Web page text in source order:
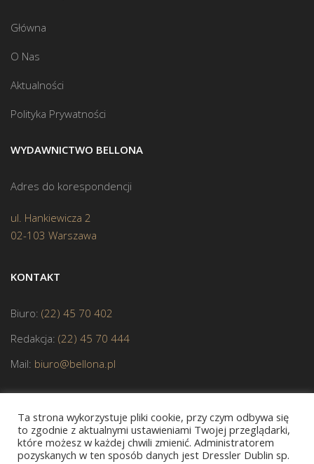
Główna
O Nas
Aktualności
Polityka Prywatności
WYDAWNICTWO BELLONA
Adres do korespondencji
ul. Hankiewicza 2
02-103 Warszawa
KONTAKT
Biuro: (22) 45 70 402
Redakcja: (22) 45 70 444
Mail: biuro@bellona.pl
Ta strona wykorzystuje pliki cookie, przy czym odbywa się
to zgodnie z aktualnymi ustawieniami Twojej przeglądarki,
które możesz w każdej chwili zmienić. Administratorem
pozyskanych w ten sposób danych jest Dressler Dublin sp.